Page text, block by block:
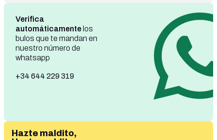
Verifica
automáticamente los
bulos que te mandan en
nuestro número de
whatsapp
+34 644 229 319
Hazte maldito,